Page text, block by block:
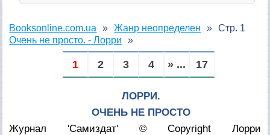
Booksonline.com.ua
Жанр неопределен
Очень не просто. - Лорри
Стр. 1
1 2 3 4 » ... 17
ЛОРРИ.
ОЧЕНЬ НЕ ПРОСТО
Журнал 'Самиздат'
© Copyright Лорри